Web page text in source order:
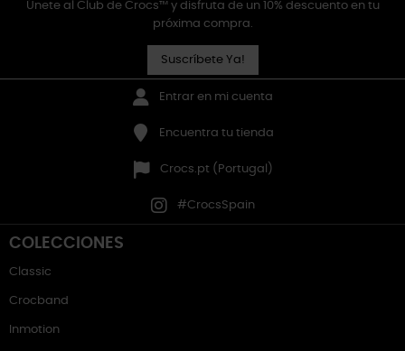
Únete al Club de Crocs™ y disfruta de un 10% descuento en tu
próxima compra.
Suscríbete Ya!
Entrar en mi cuenta
Encuentra tu tienda
Crocs.pt (Portugal)
#CrocsSpain
COLECCIONES
Classic
Crocband
Inmotion